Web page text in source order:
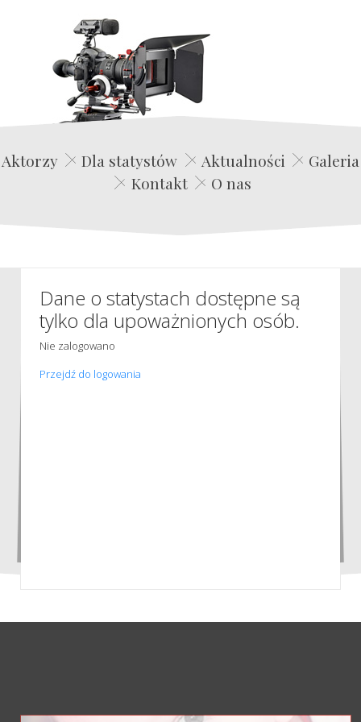
Edwin Film Agencja Aktorska
Aktorzy Dla statystów Aktualności
Galeria
Kontakt
O nas
Dane o statystach dostępne są
tylko dla upoważnionych osób.
Nie zalogowano
Przejdź do logowania